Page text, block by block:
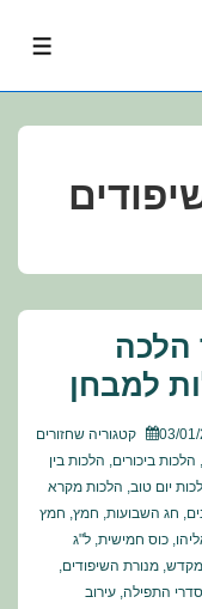
הלכה
למבחן
03/ קטגוריה שחזורים
, הלכות ביכורים, הלכות בין
יום טוב, הלכות מקרא
, חג השבועות, חמץ, חמץ
, כוס חמישית, ל"ג
, מנורת השיפודים,
סדרי התפילה, עירוב